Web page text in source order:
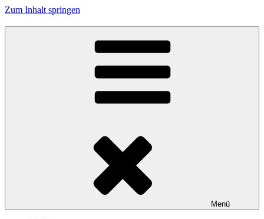
Zum Inhalt springen
junges Label für improvisierte Musik und Jazz aus Köln
Menü